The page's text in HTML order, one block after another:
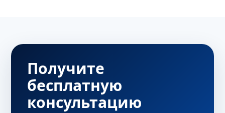
Получите
бесплатную
консультацию